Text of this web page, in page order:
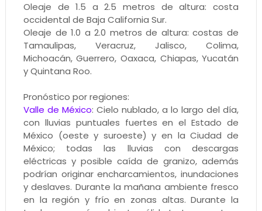
Oleaje de 1.5 a 2.5 metros de altura: costa
occidental de Baja California Sur.
Oleaje de 1.0 a 2.0 metros de altura: costas de
Tamaulipas, Veracruz, Jalisco, Colima,
Michoacán, Guerrero, Oaxaca, Chiapas, Yucatán
y Quintana Roo.
Pronóstico por regiones:
Valle de México: Cielo nublado, a lo largo del día,
con lluvias puntuales fuertes en el Estado de
México (oeste y suroeste) y en la Ciudad de
México; todas las lluvias con descargas
eléctricas y posible caída de granizo, además
podrían originar encharcamientos, inundaciones
y deslaves. Durante la mañana ambiente fresco
en la región y frío en zonas altas. Durante la